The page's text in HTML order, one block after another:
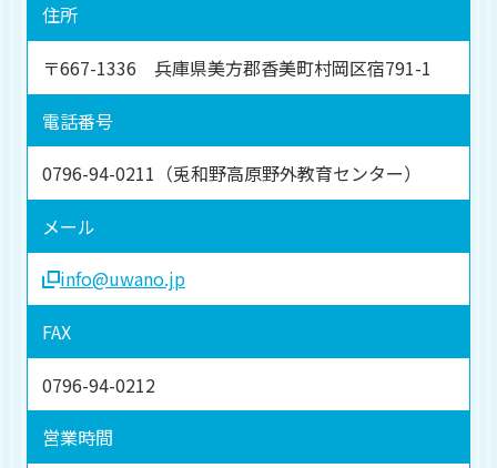
住所
〒667-1336 兵庫県美方郡香美町村岡区宿791-1
電話番号
0796-94-0211（兎和野高原野外教育センター）
メール
info@uwano.jp
FAX
0796-94-0212
営業時間